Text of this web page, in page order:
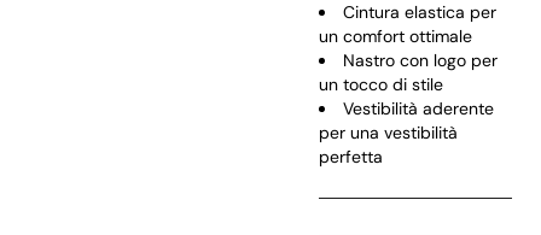
Cintura elastica per
un comfort ottimale
Nastro con logo per
un tocco di stile
Vestibilità aderente
per una vestibilità
perfetta